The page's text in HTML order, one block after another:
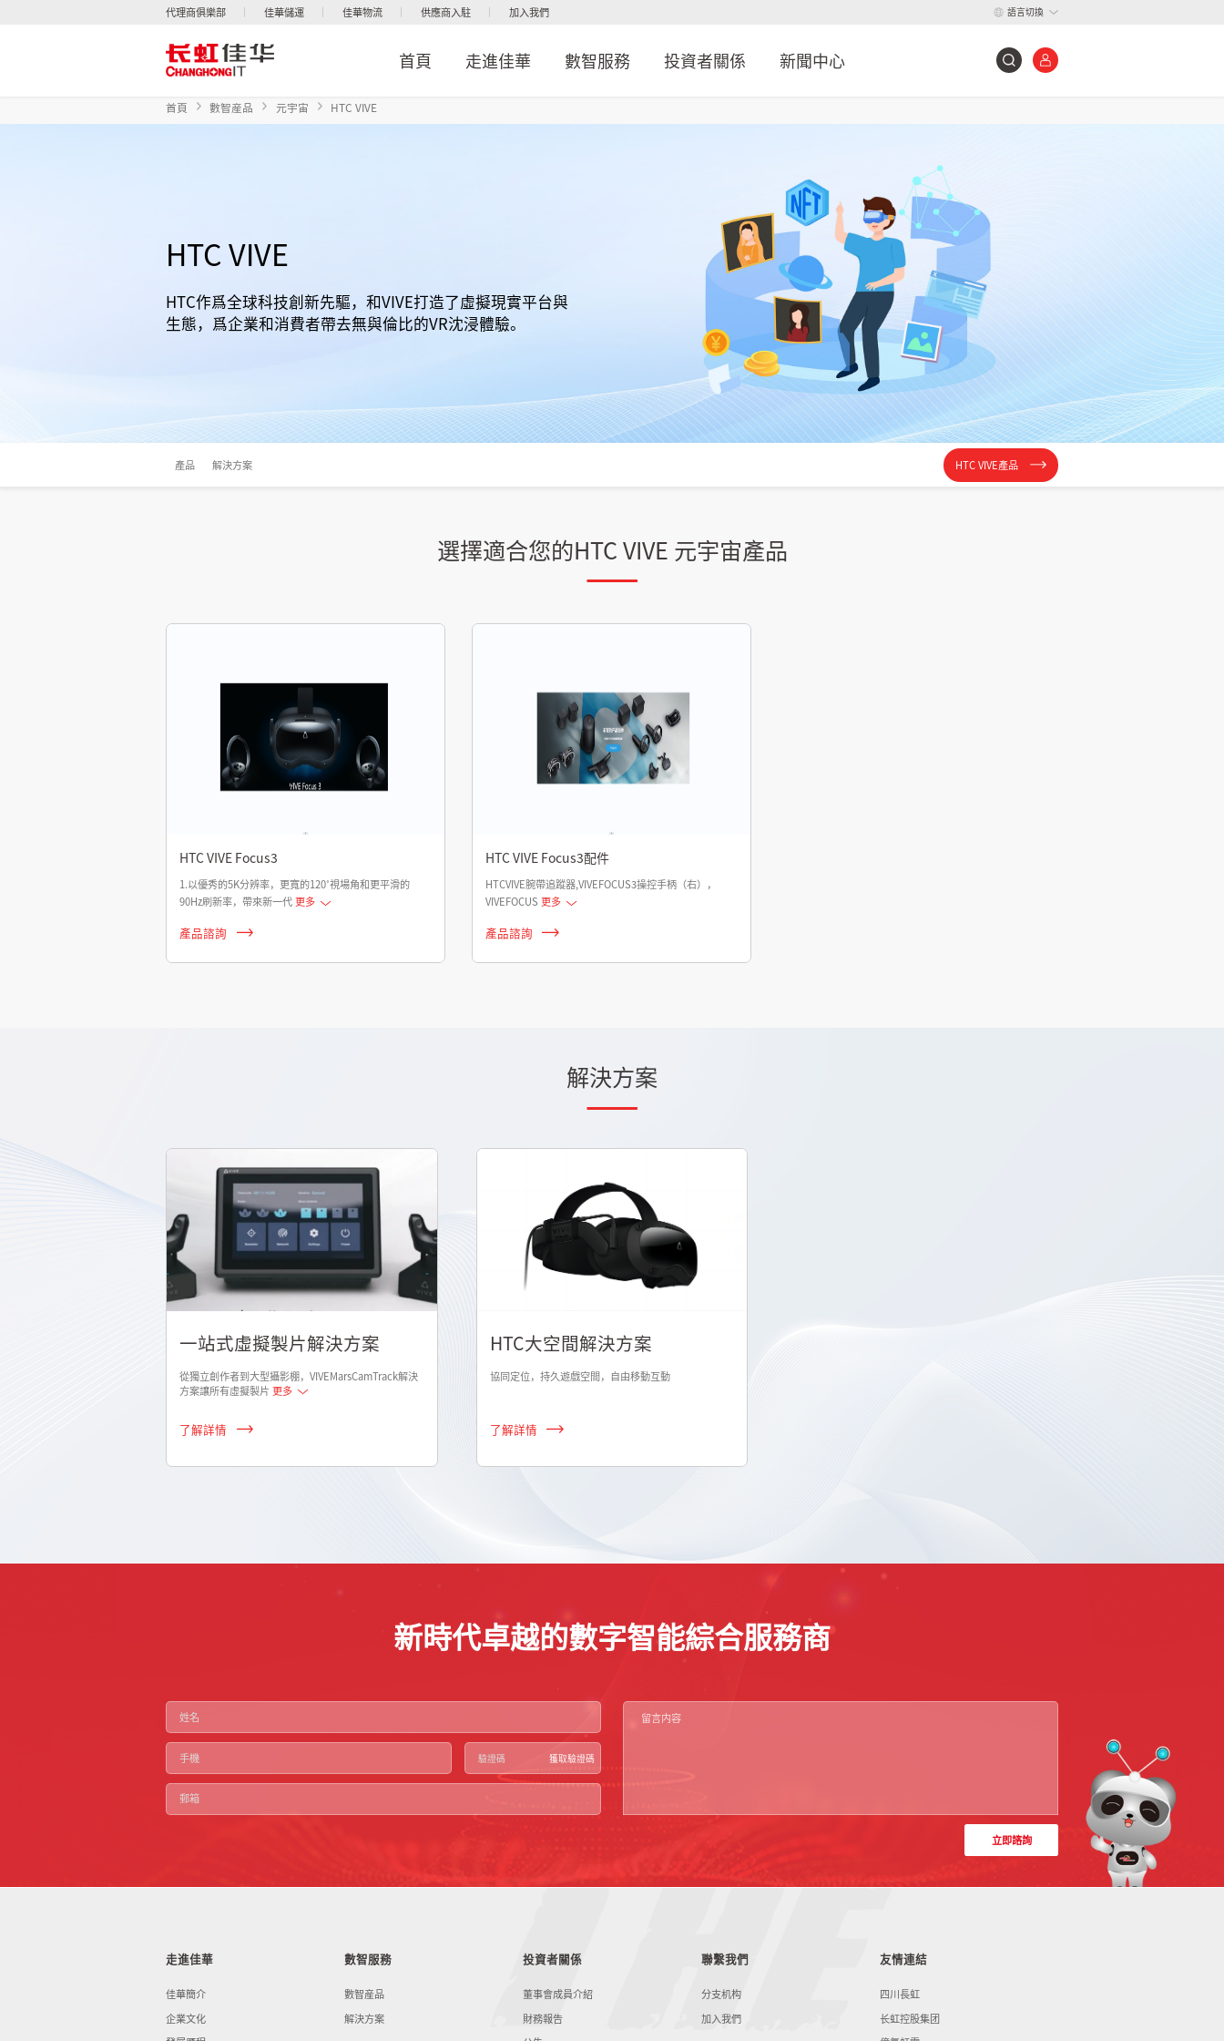
代理商俱樂部 佳華儲運 佳華物流 供應商入駐 加入我們 語言切換
首頁 走進佳華 數智服務 投資者關係 新聞中心
首頁 數智産品 元宇宙 HTC VIVE
HTC VIVE
HTC作爲全球科技創新先驅，和VIVE打造了虛擬現實平台與
生態，爲企業和消費者帶去無與倫比的VR沈浸體驗。
產品 解決方案 HTC VIVE產品
選擇適合您的HTC VIVE 元宇宙產品
HTC VIVE Focus3
1.以優秀的5K分辨率，更寬的120˚視場角和更平滑的
90Hz刷新率，帶來新一代更多
產品諮詢
HTC VIVE Focus3配件
HTCVIVE腕帶追蹤器,VIVEFOCUS3操控手柄（右），
VIVEFOCUS 更多
產品諮詢
解決方案
一站式虛擬製片解決方案
從獨立創作者到大型攝影棚，VIVEMarsCamTrack解決
方案讓所有虛擬製片 更多
了解詳情
HTC大空間解決方案
協同定位，持久遊戲空間，自由移動互動
了解詳情
新時代卓越的數字智能綜合服務商
獲取驗證碼
立即諮詢
走進佳華
佳華簡介
企業文化
數智服務
數智産品
解決方案
投資者關係
董事會成員介紹
財務報告
聯繫我們
分支机构
加入我們
友情連結
四川長虹
长虹控股集团